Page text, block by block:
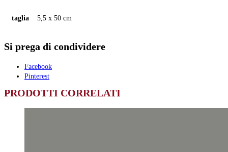
taglia 5,5 x 50 cm
Si prega di condividere
Facebook
Pinterest
PRODOTTI CORRELATI